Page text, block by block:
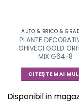
AUTO & BRICO &
PLANTE
GHIVECI GOLD
MIX G64-8
CITEȘTE MAI
Disponibil in